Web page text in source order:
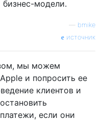
модели.
bmike
источник
мы можем
и попросить ее
клиентов и
если они